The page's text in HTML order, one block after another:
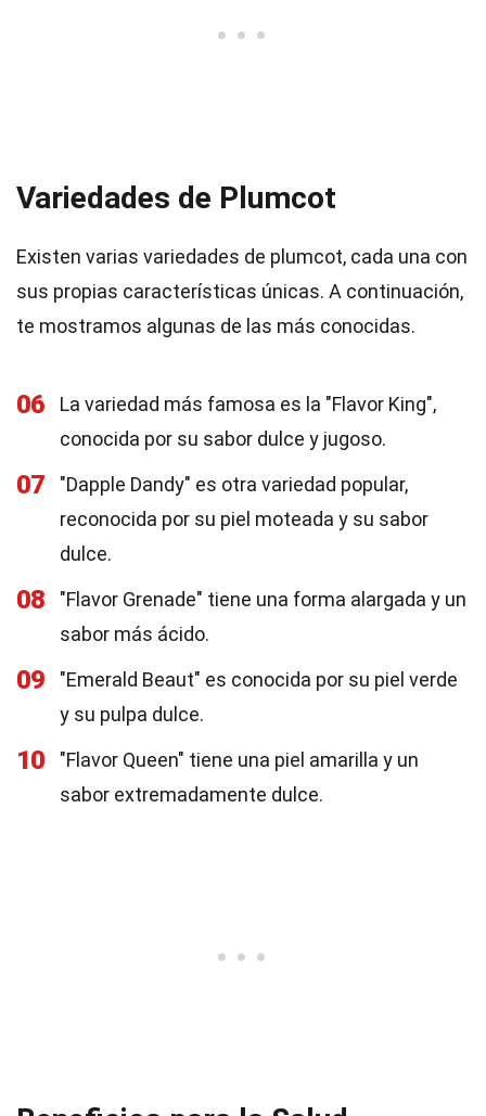
Variedades de Plumcot
Existen varias variedades de plumcot, cada una con
sus propias características únicas. A continuación,
te mostramos algunas de las más conocidas.
06
La variedad más famosa es la "Flavor King",
conocida por su sabor dulce y jugoso.
07
"Dapple Dandy" es otra variedad popular,
reconocida por su piel moteada y su sabor
dulce.
08
"Flavor Grenade" tiene una forma alargada y un
sabor más ácido.
09
"Emerald Beaut" es conocida por su piel verde
y su pulpa dulce.
10
"Flavor Queen" tiene una piel amarilla y un
sabor extremadamente dulce.